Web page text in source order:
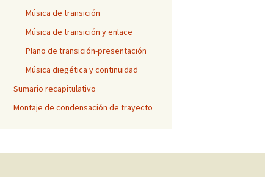
Música de transición
Música de transición y enlace
Plano de transición-presentación
Música diegética y continuidad
Sumario recapitulativo
Montaje de condensación de trayecto